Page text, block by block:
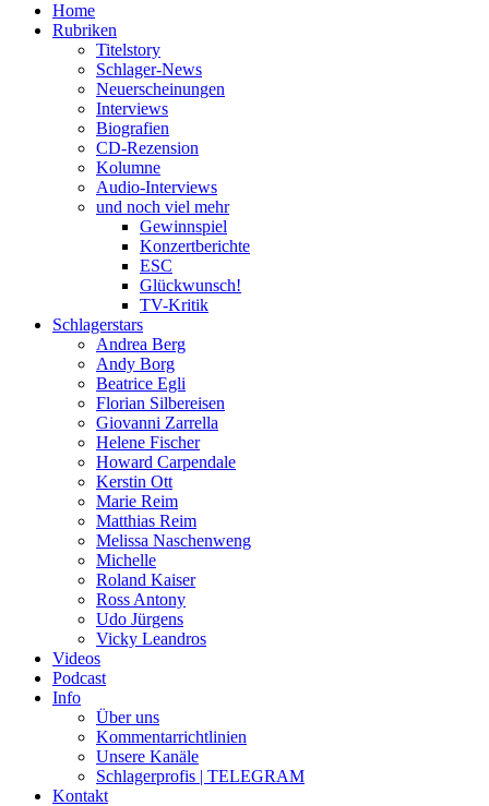
Home
Rubriken
Titelstory
Schlager-News
Neuerscheinungen
Interviews
Biografien
CD-Rezension
Kolumne
Audio-Interviews
und noch viel mehr
Gewinnspiel
Konzertberichte
ESC
Glückwunsch!
TV-Kritik
Schlagerstars
Andrea Berg
Andy Borg
Beatrice Egli
Florian Silbereisen
Giovanni Zarrella
Helene Fischer
Howard Carpendale
Kerstin Ott
Marie Reim
Matthias Reim
Melissa Naschenweng
Michelle
Roland Kaiser
Ross Antony
Udo Jürgens
Vicky Leandros
Videos
Podcast
Info
Über uns
Kommentarrichtlinien
Unsere Kanäle
Schlagerprofis | TELEGRAM
Kontakt